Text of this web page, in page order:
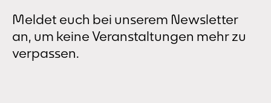
Meldet euch bei unserem Newsletter
an, um keine Veranstaltungen mehr zu
verpassen.